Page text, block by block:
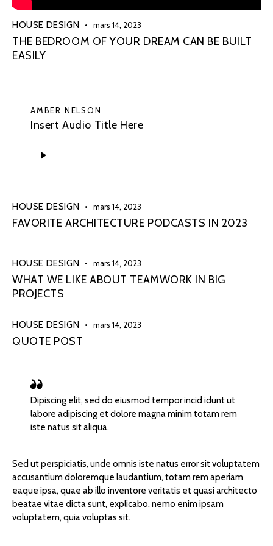
HOUSE DESIGN mars 14, 2023
THE BEDROOM OF YOUR DREAM CAN BE BUILT
EASILY
AMBER NELSON
Insert Audio Title Here
audio
HOUSE DESIGN mars 14, 2023
FAVORITE ARCHITECTURE PODCASTS IN 2023
HOUSE DESIGN mars 14, 2023
WHAT WE LIKE ABOUT TEAMWORK IN BIG
PROJECTS
HOUSE DESIGN mars 14, 2023
QUOTE POST
Dipiscing elit, sed do eiusmod tempor incid idunt ut
labore adipiscing et dolore magna minim totam rem
iste natus sit aliqua.
Sed ut perspiciatis, unde omnis iste natus error sit voluptatem
accusantium doloremque laudantium, totam rem aperiam
eaque ipsa, quae ab illo inventore veritatis et quasi architecto
beatae vitae dicta sunt, explicabo. nemo enim ipsam
voluptatem, quia voluptas sit.